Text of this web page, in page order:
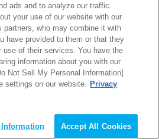
モバイル/ゲーム関連)
ads and to analyze our traffic.
your use of our website with our
partners, who may combine it with
have provided to them or that they
use of their services. You have the
information about you with our
Not Sell My Personal Information]
settings on our website. Privacy
Information Accept All Cookies